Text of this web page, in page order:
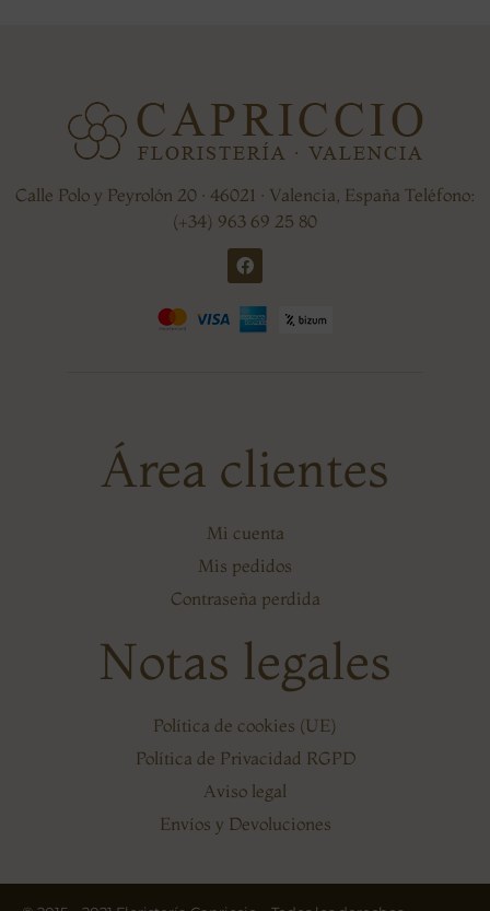
Calle Polo y Peyrolón 20 · 46021 · Valencia, España Teléfono:
(+34) 963 69 25 80
Área clientes
Mi cuenta
Mis pedidos
Contraseña perdida
Notas legales
Política de cookies (UE)
Política de Privacidad RGPD
Aviso legal
Envíos y Devoluciones